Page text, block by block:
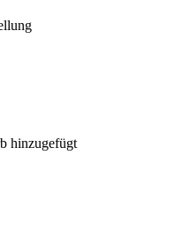
hinzugefügt